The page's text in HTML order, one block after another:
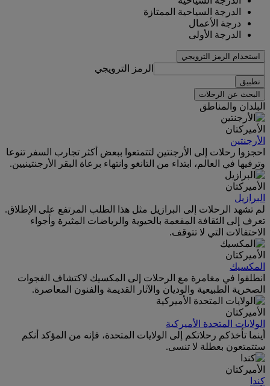
الدرجة السياحية الممتازة
درجة الأعمال
الدرجة الأولى
استخدام الرمز الترويجي
الرمز الترويجي
تطبيق
البحث عن الرحلات
البلدان والمناطق
الأميركتان
الأرجنتين
احجزوا رحلات إلى الأرجنتين لتتمتعوا ببعض أكثر تجارب السفر تنوعا
وترفيها في العالم، ابتداء من التانغو وانتهاء برعاة البقر الأرجنتينيين.
الأميركتان
البرازيل
لم تشهد الرحلات إلى البرازيل مثل هذا الطلب المرتفع على الإطلاق.
تعرف إلى الثقافة المفعمة بالحيوية والرياضات المثيرة وأجواء
الاحتفالات التي لا تتوقف.
الأميركتان
المكسيك
انطلقوا في مغامرة مع الرحلات إلى المكسيك لاكتشاف الفجوات
الصخرية الطبيعية والوديان والآثار القديمة والفنون المعاصرة.
الأميركتان
الولايات المتحدة الأميركية
أينما تأخذكم رحلاتكم إلى الولايات المتحدة، فإنه من المؤكد أنكم
ستتمتعون بعطلة لا تنسى.
الأميركتان
كندا